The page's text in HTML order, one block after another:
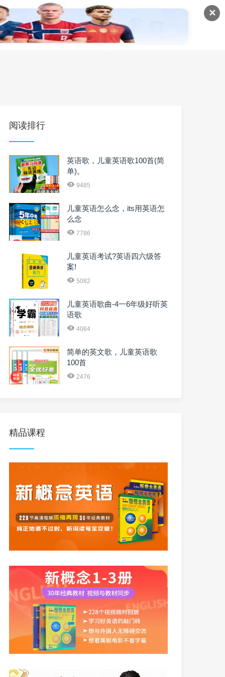
✕
英语课程 英语资料
阅读排行
英语歌，儿童英语歌100首(简
单)。
9485
儿童英语怎么念，its用英语怎
么念
7786
儿童英语考试?英语四六级答
案!
5082
儿童英语歌曲-4一6年级好听英
语歌
4064
简单的英文歌，儿童英语歌
100首
2476
精品课程